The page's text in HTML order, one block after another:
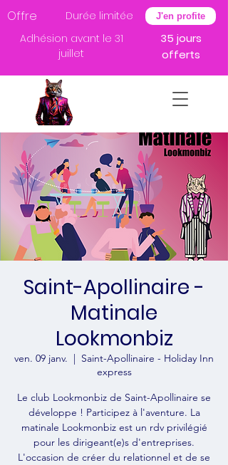
Offre Durée limitée J'en profite
Adhésion avant le 31
juillet
35 jours
offerts
Saint-Apollinaire -
Matinale
Lookmonbiz
ven. 09 janv.
  |
Saint-Apollinaire - Holiday Inn
express
Le club Lookmonbiz de Saint-Apollinaire se
développe ! Participez à l'aventure. La
matinale Lookmonbiz est un rdv privilégié
pour les dirigeant(e)s d'entreprises.
L'occasion de créer du relationnel et de se